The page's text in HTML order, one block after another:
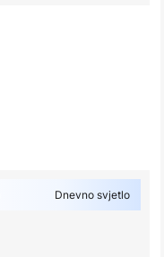
Dnevno svjetlo